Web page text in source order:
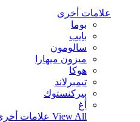
علامات أخرى
بوما
بايب
سالومون
ميزون ميهارا
هوكا
تيمبرلاند
بيركنستوك
أغ
View All علامات